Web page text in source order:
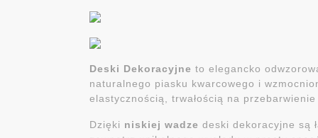
Deski Dekoracyjne to elegancko
naturalnego piasku kwarcowego i
elastycznością, trwałością na
Dzięki niskiej wadze deski dekoracyjne są